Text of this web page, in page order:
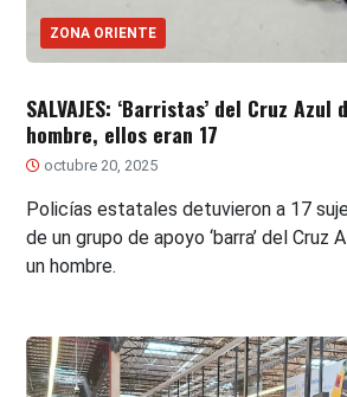
ZONA ORIENTE
SALVAJES: ‘Barristas’ del Cruz
hombre, ellos eran 17
octubre 20, 2025
Policías estatales detuvieron a 17
de un grupo de apoyo ‘barra’ del Cruz
un hombre.